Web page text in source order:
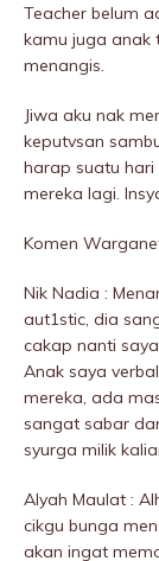
Teacher belum
kamu juga anak
menangis.
Jiwa aku nak
keputvsan
harap suatu
mereka lagi.
Komen
Nik Nadia :
aut1stic, dia
cakap nanti
Anak saya
mereka, ada
sangat sabar
syurga milik
Alyah Maulat :
cikgu bunga
akan ingat